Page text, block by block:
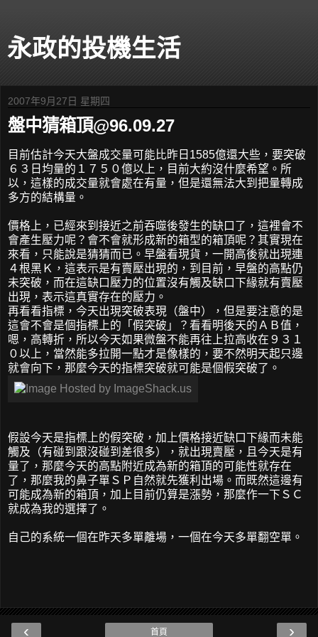
永政的投機生活
2007年9月27日 星期四
盤中猜箱頂@96.09.27
目前估計今天大盤成交量可能比昨日1585億還大些，要突破
６３日均量的１７５０億以上，目前大約沒什麼希望。所
以，這樣的成交量就會處在有量，但是還無法大到把量轉成
多方的結構量。
價格上，已經來到接近之前吞噬後發生的缺口了，這裡會不
會產生壓力呢？會不會就形成新的箱型的箱頂呢？其實現在
來看，只能說是猜猜而已。早盤看現貨，一開高後就出現連
４根黑Ｋ，這表示是有賣壓出現的，到目前，早盤的高點仍
未突破，而在這缺口壓力的位置沒有觸及缺口下緣就有賣壓
出現，表示這真實存在的壓力。
再看看指標，今天出現突破表現（盤中），但是要注意的是
這會不會是個指標上的「假突破」？看看明後天的ＡＢ值，
嗯，高轉折，所以今天如果微盤不能再往上拉高收在９３１
０以上，當然能多拉開一點才是像樣的，要不然明天起只邊
就會向下，那麼今天的指標突破就可能是個假突破了。
假設今天是指標上的假突破，加上價格接近缺口下緣而未能
觸及（有碰到跟沒碰到差很多），就出現賣壓，且今天是有
量了，那麼今天的高點附近成為新的箱頂的可能性就存在
了，那麼我的鼻子單ＳＰ自然就先獲利出場。而既然這邊有
可能成為新的箱頂，加上目前仍算是漲勢，那麼作一下ＳＣ
就成為我的選擇了。
自己的系統一個在昨天多單離場，一個在今天多單翻空單。
‹ ›
首頁